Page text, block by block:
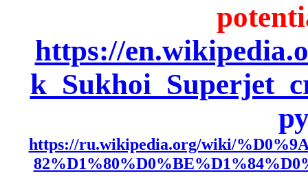
https://
https://ru.wikipedia.org/wiki/